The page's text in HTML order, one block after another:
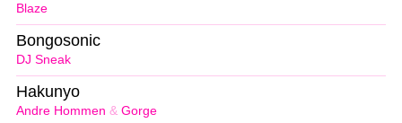
Blaze
DJ Sneak
Bongosonic
Andre Hommen & Gorge
Hakunyo